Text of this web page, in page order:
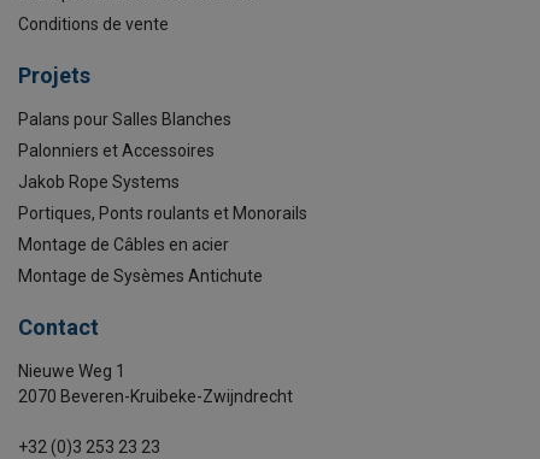
Conditions de vente
Projets
Palans pour Salles Blanches
Palonniers et Accessoires
Jakob Rope Systems
Portiques, Ponts roulants et Monorails
Montage de Câbles en acier
Montage de Sysèmes Antichute
Contact
Nieuwe Weg 1
2070 Beveren-Kruibeke-Zwijndrecht
+32 (0)3 253 23 23